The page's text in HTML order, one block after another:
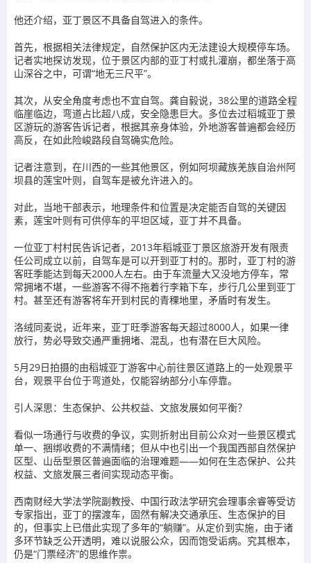
他还介绍，亚丁景区不具备自驾进入的条件。
首先，根据相关法律规定，自然保护区内无法建设大规模停车场。
记者实地探访发现，位于景区内部的亚丁村或扎灌崩，都坐落于高
山深谷之中，可谓“地无三尺平”。
其次，从安全角度考虑也不宜自驾。龚自毅说，38公里的道路全程
临崖临边，弯道占比超八成，安全隐患巨大。多位去过稻城亚丁景
区游玩的游客告诉记者，根据其亲身体验，外地游客普遍都会经历
高反，在如此险峻路段自驾确实危险。
记者注意到，在川西的一些其他景区，例如阿坝藏族羌族自治州阿
坝县的莲宝叶则，自驾车是被允许进入的。
对此，当地干部表示，地理条件和位置是决定能否自驾的关键因
素，莲宝叶则有可供停车的平坦区域，亚丁并不具备。
一位亚丁村村民告诉记者，2013年稻城亚丁景区旅游开发有限责
任公司成立以前，自驾车是可以开到亚丁村的。那时，亚丁村的游
客旺季能达到每天2000人左右。由于车流量大又没地方停车，常
常拥堵不堪，一些游客不得不拖着行李箱下车，步行几公里到亚丁
村。甚至还有游客将车开到村民的青稞地里，矛盾时有发生。
洛绒同麦说，近年来，亚丁旺季游客每天超过8000人，如果一律
放行，势必导致交通严重拥堵、混乱，也有潜在巨大风险。
5月29日拍摄的由稻城亚丁游客中心前往景区道路上的一处观景平
台，观景平台位于弯道处，仅能容纳部分小车停靠。
引人深思：生态保护、公共权益、文旅发展如何平衡？
看似一场通行与收费的争议，实则折射出目前公众对一些景区模式
单一、捆绑收费的不满情绪；但从中也引出一个我国西部自然保护
区型、山岳型景区普遍面临的治理难题——如何在生态保护、公共
权益、文旅发展三者间实现动态平衡。
西南财经大学法学院副教授、中国行政法学研究会理事余睿等受访
专家指出，亚丁的摆渡车，固然有解决交通承压、生态保护的目
的，但事实上已借此实现了多年的“躺赚”。从定价到实施，由于诸
多环节缺乏公开透明，难以说服公众，因而饱受诟病。究其根本，
仍是“门票经济”的思维作祟。